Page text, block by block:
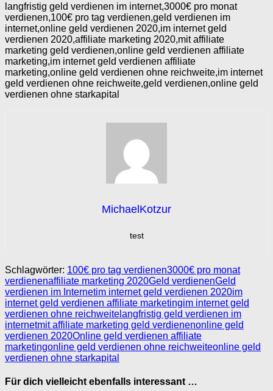
langfristig geld verdienen im internet,3000€ pro monat
verdienen,100€ pro tag verdienen,geld verdienen im
internet,online geld verdienen 2020,im internet geld
verdienen 2020,affiliate marketing 2020,mit affiliate
marketing geld verdienen,online geld verdienen affiliate
marketing,im internet geld verdienen affiliate
marketing,online geld verdienen ohne reichweite,im internet
geld verdienen ohne reichweite,geld verdienen,online geld
verdienen ohne starkapital
MichaelKotzur
test
Schlagwörter: 100€ pro tag verdienen3000€ pro monat
verdienenaffiliate marketing 2020Geld verdienenGeld
verdienen im Internetim internet geld verdienen 2020im
internet geld verdienen affiliate marketingim internet geld
verdienen ohne reichweite langfristig geld verdienen im
internetmit affiliate marketing geld verdienenonline geld
verdienen 2020Online geld verdienen affiliate
marketingonline geld verdienen ohne reichweiteonline geld
verdienen ohne starkapital
Für dich vielleicht ebenfalls interessant …